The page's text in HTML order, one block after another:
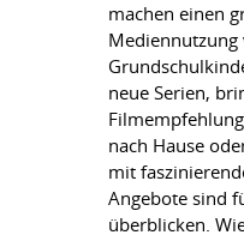
machen einen
Mediennutzung
neue Serien,
nach Hause
mit
Angebote sind
überblicken.